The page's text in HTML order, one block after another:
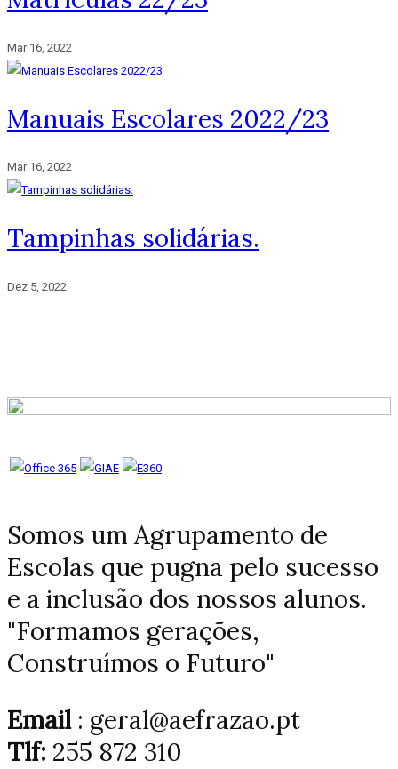
Mar 16, 2022
Manuais Escolares 2022/23
Mar 16, 2022
Tampinhas solidárias.
Dez 5, 2022
Somos um Agrupamento de
Escolas que pugna pelo sucesso
e a inclusão dos nossos alunos.
"Formamos gerações,
Construímos o Futuro"
Email: geral@aefrazao.pt
Tlf: 255 872 310